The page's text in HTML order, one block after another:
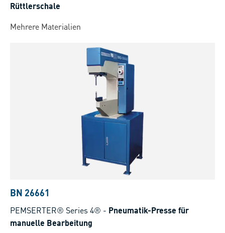
Rüttlerschale
Mehrere Materialien
BN 26661
PEMSERTER® Series 4® - Pneumatik-Presse für
manuelle Bearbeitung